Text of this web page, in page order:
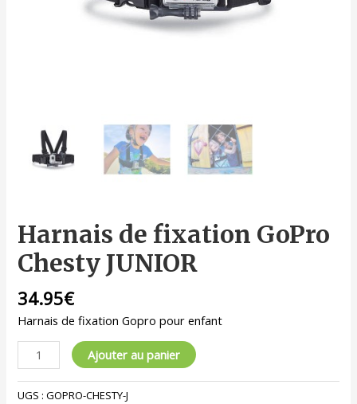
Harnais de fixation GoPro
Chesty JUNIOR
34.95€
Harnais de fixation Gopro pour enfant
Ajouter au panier
UGS :GOPRO-CHESTY-J